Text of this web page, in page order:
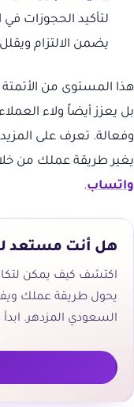
لتأكيد الحجوزات في
يضمن الالتزام
هذا المستوى من
بل يعزز أيضاً ولاء
وفعالة. تعرف على
يغير طريقة عملك من
واتساب.
هل أنت مستعد
يحول طريقة عملك
السعودي المزدهر. ابدأ